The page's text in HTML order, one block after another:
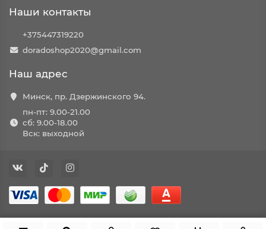
Наши контакты
+375447319220
doradoshop2020@gmail.com
Наш адрес
Минск, пр. Дзержинского 94.
пн-пт: 9.00-21.00
сб: 9.00-18.00
Вск: выходной